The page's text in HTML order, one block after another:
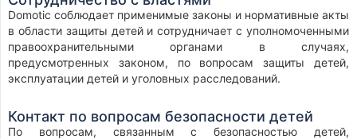
Domotic соблюдает применимые законы и нормативные акты
в области защиты детей и сотрудничает с уполномоченными
правоохранительными органами в случаях,
предусмотренных законом, по вопросам защиты детей,
эксплуатации детей и уголовных расследований.
Контакт по вопросам безопасности детей
По вопросам, связанным с безопасностью детей,